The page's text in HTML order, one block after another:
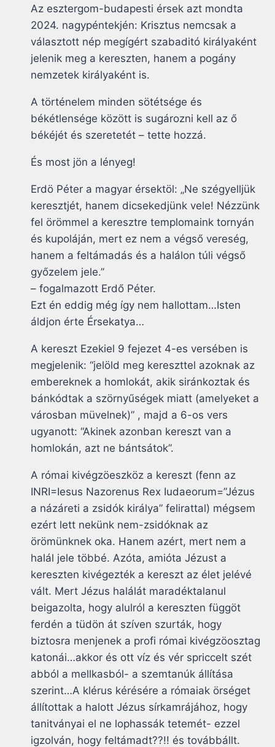
Az esztergom-budapesti érsek azt mondta
2024. nagypéntekjén: Krisztus nemcsak a
választott nép megígért szabaditó királyaként
jelenik meg a kereszten, hanem a pogány
nemzetek királyaként is.
A történelem minden sötétsége és
békétlensége között is sugározni kell az ő
békéjét és szeretetét – tette hozzá.
És most jön a lényeg!
Erdö Péter a magyar érsektöl: „Ne szégyelljük
keresztjét, hanem dicsekedjünk vele! Nézzünk
fel örömmel a keresztre templomaink tornyán
és kupoláján, mert ez nem a végső vereség,
hanem a feltámadás és a halálon túli végső
győzelem jele.”
– fogalmazott Erdő Péter.
Ezt én eddig még így nem hallottam…Isten
áldjon érte Érsekatya…
A kereszt Ezekiel 9 fejezet 4-es versében is
megjelenik: “jelöld meg kereszttel azoknak az
embereknek a homlokát, akik siránkoztak és
bánkódtak a szörnyűségek miatt (amelyeket a
városban müvelnek)” , majd a 6-os vers
ugyanott: “Akinek azonban kereszt van a
homlokán, azt ne bántsátok”.
A római kivégzöeszköz a kereszt (fenn az
INRI=Iesus Nazorenus Rex Iudaeorum=”Jézus
a názáreti a zsidók királya” felirattal) mégsem
ezért lett nekünk nem-zsidóknak az
örömünknek oka. Hanem azért, mert nem a
halál jele többé. Azóta, amióta Jézust a
kereszten kivégezték a kereszt az élet jelévé
vált. Mert Jézus halálát maradéktalanul
beigazolta, hogy alulról a kereszten függöt
ferdén a tüdön át szíven szurták, hogy
biztosra menjenek a profi római kivégzöosztag
katonái…akkor és ott víz és vér spriccelt szét
abból a mellkasból- a szemtanúk állítása
szerint…A klérus kérésére a rómaiak örséget
állítottak a halott Jézus sírkamrájához, hogy
tanitványai el ne lophassák tetemét- ezzel
igzolván, hogy feltámadt??!! és továbbállt.